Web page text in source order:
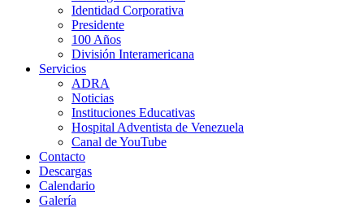
Identidad Corporativa
Presidente
100 Años
División Interamericana
Servicios
ADRA
Noticias
Instituciones Educativas
Hospital Adventista de Venezuela
Canal de YouTube
Contacto
Descargas
Calendario
Galería